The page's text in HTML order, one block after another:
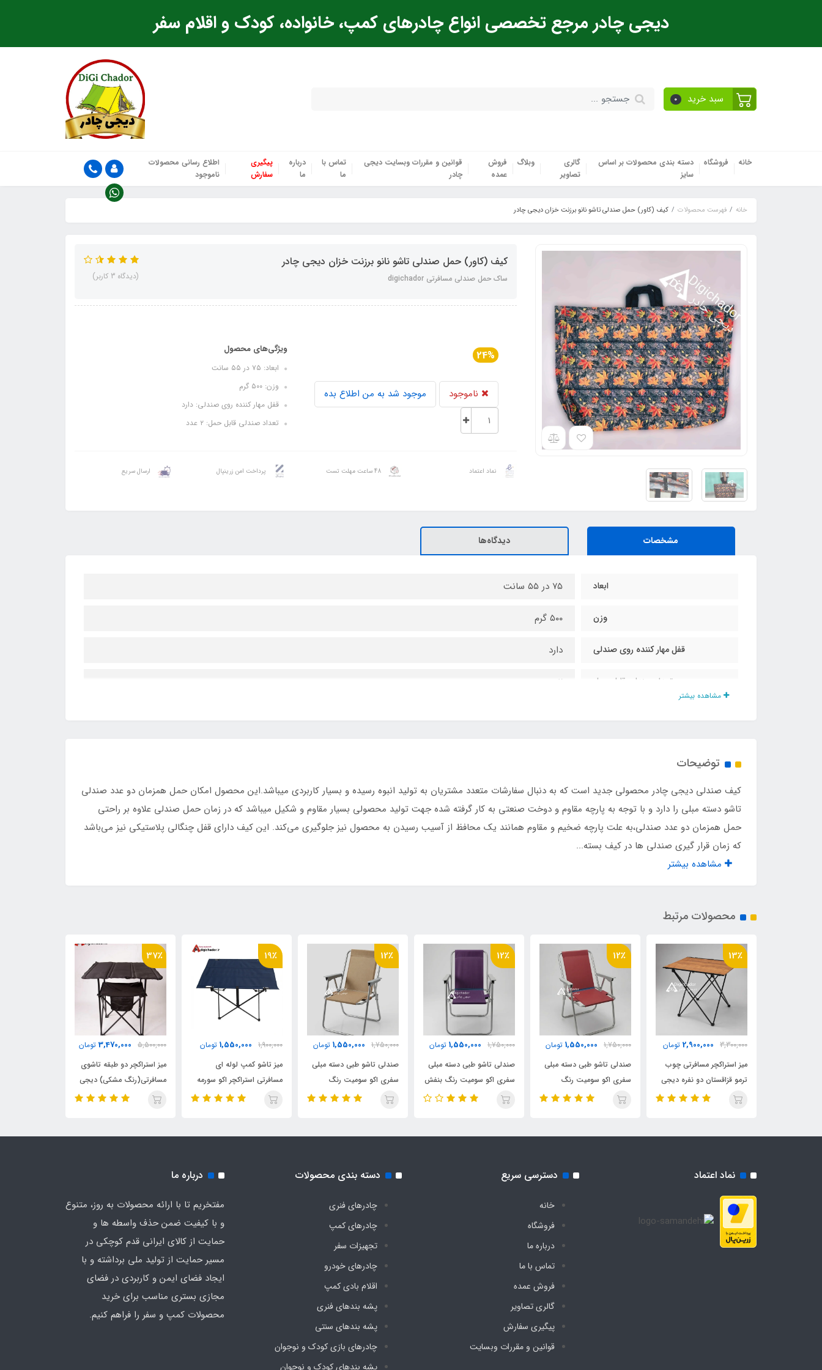
دیجی چادر مرجع تخصصی انواع چادرهای کمپ، خانواده، کودک و اقلام سفر
سبد خرید 0
خانه فروشگاه
دسته بندی محصولات بر اساس
سایز
گالری
تصاویر
وبلاگ
فروش
عمده
قوانین و مقررات وبسایت دیجی
چادر
تماس با
ما
درباره
ما
پیگیری
سفارش
اطلاع رسانی محصولات
ناموجود
خانه فهرست محصولات کیف (کاور) حمل صندلی تاشو نانو برزنت خزان دیجی چادر
کیف (کاور) حمل صندلی تاشو نانو برزنت خزان دیجی چادر
ساک حمل صندلی مسافرتی digichador (دیدگاه 3 کاربر)
24%
ناموجود موجود شد به من اطلاع بده
ویژگی‌های محصول
ابعاد: ۷۵ در ۵۵ سانت
وزن: ۵۰۰ گرم
قفل مهار کننده روی صندلی: دارد
تعداد صندلی قابل حمل: ۲ عدد
نماد اعتماد 48 ساعت مهلت تست پرداخت امن زرینپال ارسال سریع
مشخصات دیدگاه‌ها
ابعاد ۷۵ در ۵۵ سانت
وزن ۵۰۰ گرم
قفل مهار کننده روی صندلی دارد
تعداد صندلی قابل حمل ۲ عدد
مشاهده بیشتر
توضیحات
کیف صندلی دیجی چادر محصولی جدید است که به دنبال سفارشات متعدد مشتریان به تولید انبوه رسیده و بسیار کاربردی میباشد.این محصول امکان حمل همزمان دو عدد صندلی
تاشو دسته مبلی را دارد و با توجه به پارچه مقاوم و دوخت صنعتی به کار گرفته شده جهت تولید محصولی بسیار مقاوم و شکیل میباشد که در زمان حمل صندلی علاوه بر راحتی
حمل همزمان دو عدد صندلی،به علت پارچه ضخیم و مقاوم همانند یک محافظ از آسیب رسیدن به محصول نیز جلوگیری می‌کند. این کیف دارای قفل چنگالی پلاستیکی نیز می‌باشد
که زمان قرار گیری صندلی ها در کیف بسته...
مشاهده بیشتر
محصولات مرتبط
13٪
3,300,000
2,900,000 تومان
میز استراکچر مسافرتی چوب
ترمو قزاقستان دو نفره دیجی
چادر
12٪
1,750,000
1,550,000 تومان
صندلی تاشو طبی دسته مبلی
سفری اکو سومیت رنگ
زرشکی
12٪
1,750,000
1,550,000 تومان
صندلی تاشو طبی دسته مبلی
سفری اکو سومیت رنگ بنفش
تیره
12٪
1,750,000
1,550,000 تومان
صندلی تاشو طبی دسته مبلی
سفری اکو سومیت رنگ
گردویی
19٪
1,900,000
1,550,000 تومان
میز تاشو کمپ لوله ای
مسافرتی استراکچر اکو سورمه
ای
37٪
5,500,000
3,470,000 تومان
میز استراکچر دو طبقه تاشوی
مسافرتی(رنگ مشکی) دیجی
چادر
نماد اعتماد دسترسی سریع
خانه
فروشگاه
درباره ما
تماس با ما
فروش عمده
گالری تصاویر
پیگیری سفارش
قوانین و مقررات وبسایت
دسته بندی محصولات
چادرهای فنری
چادرهای کمپ
تجهیزات سفر
چادرهای خودرو
اقلام بادی کمپ
پشه‌ بندهای فنری
پشه‌ بندهای سنتی
چادرهای بازی کودک و نوجوان
پشه‌ بندهای کودک و نوجوان
درباره ما
مفتخریم تا با ارائه محصولات به روز، متنوع
و با کیفیت ضمن حذف واسطه ها و
حمایت از کالای ایرانی قدم کوچکی در
مسیر حمایت از تولید ملی برداشته و با
ایجاد فضای ایمن و کاربردی در فضای
مجازی بستری مناسب برای خرید
محصولات کمپ و سفر را فراهم کنیم.